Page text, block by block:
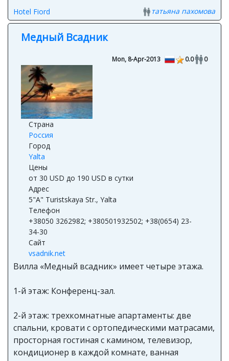
Hotel Fiord татьяна пахомова
Медный Всадник
Mon, 8-Apr-2013 0.0 0
Страна
Россия
Город
Yalta
Цены
от 30 USD до 190 USD в сутки
Адрес
5"A" Turistskaya Str., Yalta
Телефон
+38050 3262982; +380501932502; +38(0654) 23-
34-30
Сайт
vsadnik.net
Вилла «Медный всадник» имеет четыре этажа.
1-й этаж: Конференц-зал.
2-й этаж: трехкомнатные апартаменты: две
спальни, кровати с ортопедическими матрасами,
просторная гостиная с камином, телевизор,
кондиционер в каждой комнате, ванная